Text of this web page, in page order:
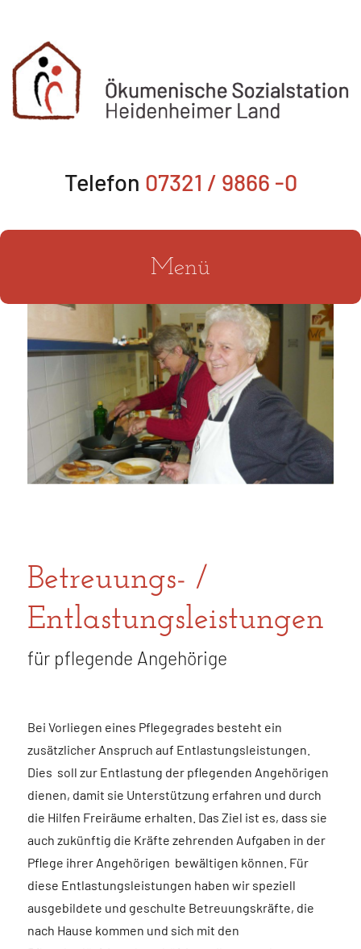
Inhalt
springen
Telefon 07321 / 9866 -0
Menü
Betreuungs- /
Entlastungsleistungen
für pflegende Angehörige
Bei Vorliegen eines Pflegegrades besteht ein
zusätzlicher Anspruch auf Entlastungsleistungen.
Dies soll zur Entlastung der pflegenden Angehörigen
dienen, damit sie Unterstützung erfahren und durch
die Hilfen Freiräume erhalten. Das Ziel ist es, dass sie
auch zukünftig die Kräfte zehrenden Aufgaben in der
Pflege ihrer Angehörigen bewältigen können. Für
diese Entlastungsleistungen haben wir speziell
ausgebildete und geschulte Betreuungskräfte, die
nach Hause kommen und sich mit den